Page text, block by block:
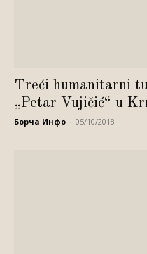
Treći humanitarni
„Petar Vujičić“ u
Борча Инфо 05/10/2018